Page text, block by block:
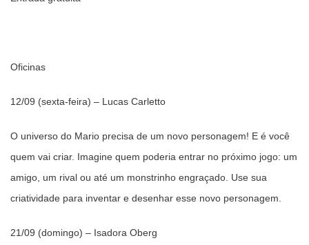
Oficinas
12/09 (sexta-feira) – Lucas Carletto
O universo do Mario precisa de um novo personagem! E é você
quem vai criar. Imagine quem poderia entrar no próximo jogo: um
amigo, um rival ou até um monstrinho engraçado. Use sua
criatividade para inventar e desenhar esse novo personagem.
21/09 (domingo) – Isadora Oberg